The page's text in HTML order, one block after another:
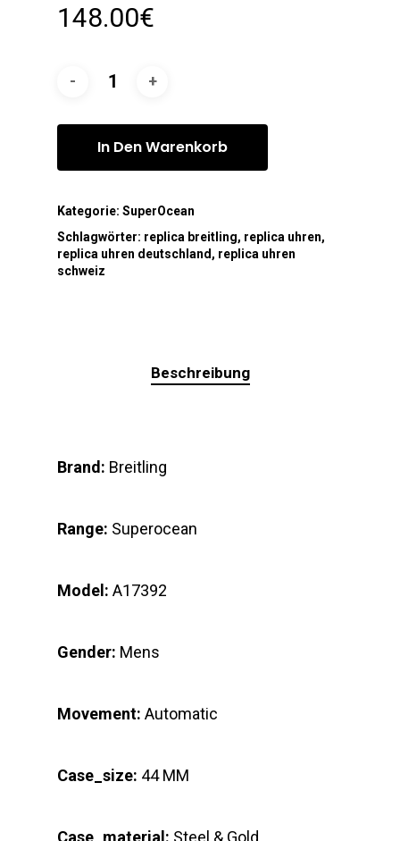
148.00€
In Den Warenkorb
Kategorie: SuperOcean
Schlagwörter: replica breitling, replica uhren,
replica uhren deutschland , replica uhren
schweiz
Beschreibung
Brand: Breitling
Range: Superocean
Model: A17392
Gender: Mens
Movement: Automatic
Case_size: 44 MM
Case_material: Steel & Gold